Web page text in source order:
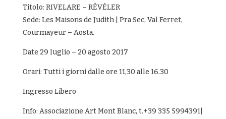
Titolo: RIVELARE – RÉVÉLER
Sede: Les Maisons de Judith | Pra Sec, Val Ferret,
Courmayeur – Aosta.
Date 29 luglio – 20 agosto 2017
Orari: Tutti i giorni dalle ore 11,30 alle 16.30
Ingresso Libero
Info: Associazione Art Mont Blanc, t.+39 335 5994391|